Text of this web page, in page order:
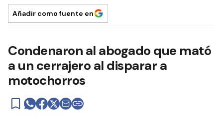
Añadir como fuente en
Condenaron al abogado que mató
a un cerrajero al disparar a
motochorros